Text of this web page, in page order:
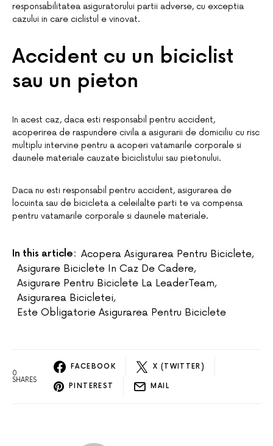
responsabilitatea asiguratorului partii adverse, cu exceptia
cazului in care ciclistul e vinovat.
Accident cu un biciclist
sau un pieton
In acest caz, daca esti responsabil pentru accident,
acoperirea de raspundere civila a asigurarii de domiciliu cu risc
multiplu intervine pentru a acoperi vatamarile corporale si
daunele materiale cauzate biciclistului sau pietonului.
Daca nu esti responsabil pentru accident, asigurarea de
locuinta sau de bicicleta a celeilalte parti te va compensa
pentru vatamarile corporale si daunele materiale.
In this article: Acopera Asigurarea Pentru Biciclete,
Asigurare Biciclete In Caz De Cadere,
Asigurare Pentru Biciclete La LeaderTeam,
Asigurarea Bicicletei,
Este Obligatorie Asigurarea Pentru Biciclete
0
SHARES
FACEBOOK X (TWITTER)
PINTEREST MAIL